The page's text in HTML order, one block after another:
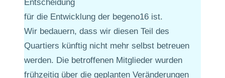
Entscheidung
für die Entwicklung der begeno16 ist.
Wir bedauern, dass wir diesen Teil des
Quartiers künftig nicht mehr selbst betreuen
werden. Die betroffenen Mitglieder wurden
frühzeitig über die geplanten Veränderungen